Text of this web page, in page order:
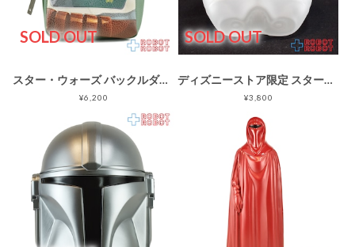
SOLD OUT
スター・ウォーズ バックルダウン ボバ・フェット クロスボディバッグ 紙タグ付き未使用
¥6,200
SOLD OUT
ディズニーストア限定 スターウォーズ ストームトルーパー (ホリデー) マグカップ 開封箱付
¥3,800